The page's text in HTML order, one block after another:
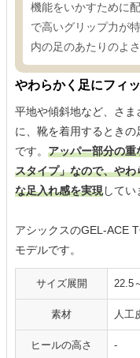
機能をいかすために
で高いグリップ力が
内の足のあたりのよ
やわらかく足にフィ
平地や傾斜地など、さ
に、靴を着用するとき
です。 アッパー部分の重
スタイプ」なので、や
な足入れ感を実現してい
アシックスのGEL-ACE
モデルです。
サイズ展開 22.5
素材 人工
ヒールの高さ -